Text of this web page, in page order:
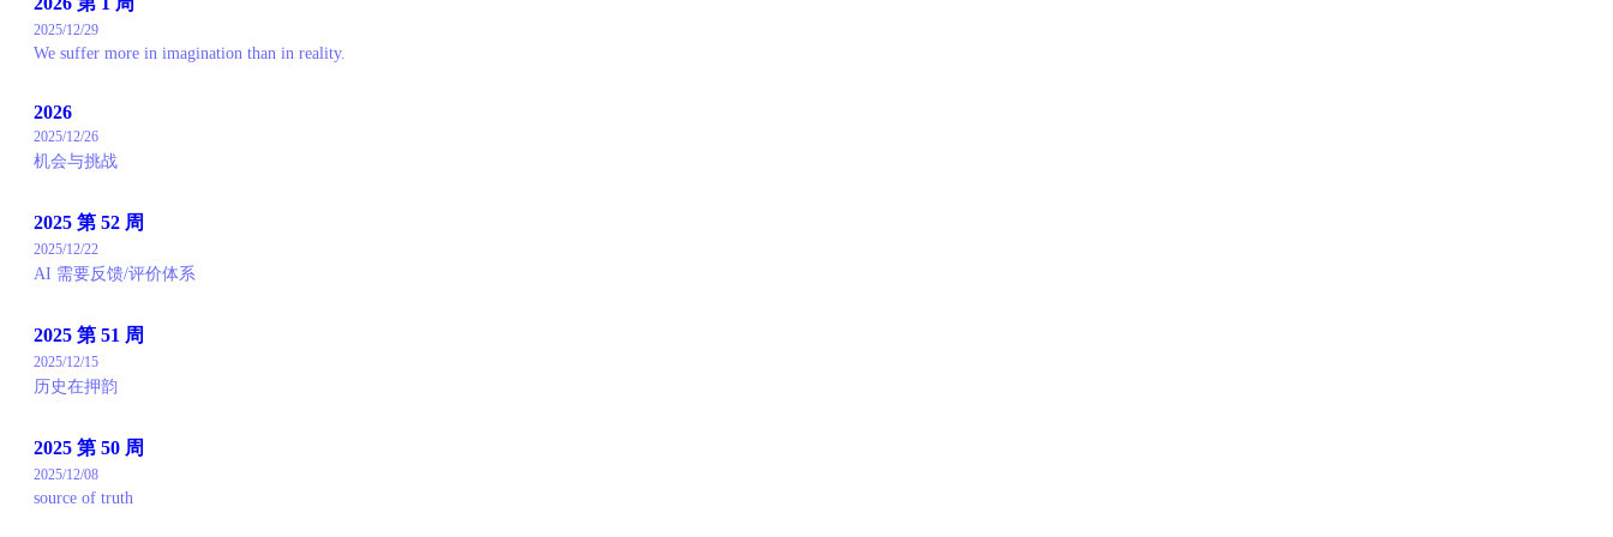
2025/12/29
We suffer more in imagination than in reality.
2026
2025/12/26
机会与挑战
2025 第 52 周
2025/12/22
AI 需要反馈/评价体系
2025 第 51 周
2025/12/15
历史在押韵
2025 第 50 周
2025/12/08
source of truth